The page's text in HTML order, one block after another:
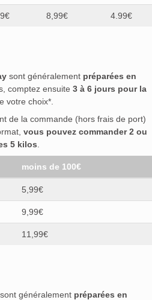
8,99€ 4.99€
sont généralement préparées en
comptez ensuite 3 à 6 jours pour la
votre choix*.
de la commande (hors frais de port)
vous pouvez commander 2 ou
5 kilos
moins de 100€
5,99€
9,99€
11,99€
sont généralement préparées en